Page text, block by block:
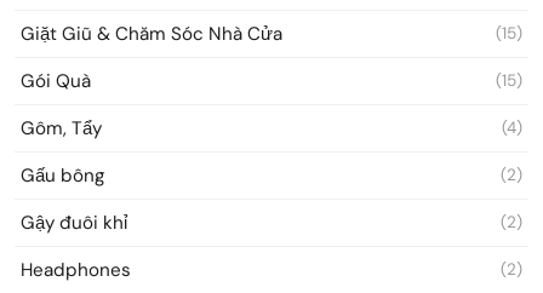
Giặt Giũ & Chăm Sóc Nhà Cửa (15)
Gói Quà (15)
Gôm, Tẩy (4)
Gấu bông (2)
Gậy đuôi khỉ (2)
Headphones (2)